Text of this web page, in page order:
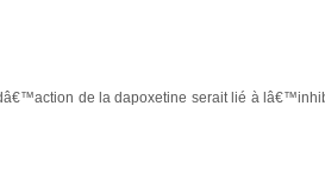
de la dapoxetine serait lié à